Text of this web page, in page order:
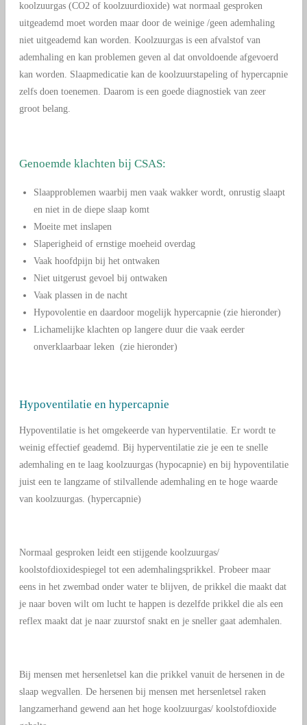
koolzuurgas (CO2 of koolzuurdioxide) wat normaal gesproken
uitgeademd moet worden maar door de weinige /geen ademhaling
niet uitgeademd kan worden. Koolzuurgas is een afvalstof van
ademhaling en kan problemen geven al dat onvoldoende afgevoerd
kan worden. Slaapmedicatie kan de koolzuurstapeling of hypercapnie
zelfs doen toenemen. Daarom is een goede diagnostiek van zeer
groot belang.
Genoemde klachten bij CSAS:
Slaapproblemen waarbij men vaak wakker wordt, onrustig slaapt
en niet in de diepe slaap komt
Moeite met inslapen
Slaperigheid of ernstige moeheid overdag
Vaak hoofdpijn bij het ontwaken
Niet uitgerust gevoel bij ontwaken
Vaak plassen in de nacht
Hypovolentie en daardoor mogelijk hypercapnie (zie hieronder)
Lichamelijke klachten op langere duur die vaak eerder
onverklaarbaar leken (zie hieronder)
Hypoventilatie en hypercapnie
Hypoventilatie is het omgekeerde van hyperventilatie. Er wordt te
weinig effectief geademd. Bij hyperventilatie zie je een te snelle
ademhaling en te laag koolzuurgas (hypocapnie) en bij hypoventilatie
juist een te langzame of stilvallende ademhaling en te hoge waarde
van koolzuurgas. (hypercapnie)
Normaal gesproken leidt een stijgende koolzuurgas/
koolstofdioxidespiegel tot een ademhalingsprikkel. Probeer maar
eens in het zwembad onder water te blijven, de prikkel die maakt dat
je naar boven wilt om lucht te happen is dezelfde prikkel die als een
reflex maakt dat je naar zuurstof snakt en je sneller gaat ademhalen.
Bij mensen met hersenletsel kan die prikkel vanuit de hersenen in de
slaap wegvallen. De hersenen bij mensen met hersenletsel raken
langzamerhand gewend aan het hoge koolzuurgas/ koolstofdioxide